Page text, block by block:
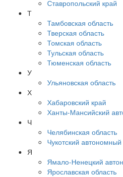
Ставропольский край
Т
Тамбовская область
Тверская область
Томская область
Тульская область
Тюменская область
У
Ульяновская область
Х
Хабаровский край
Ханты-Мансийский
Ч
Челябинская область
Чукотский автономный
Я
Ямало-Ненецкий
Ярославская область